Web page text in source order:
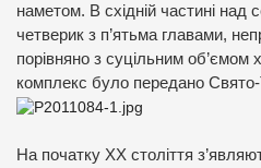
наметом. В східній частині
четверик з п’ятьма главами,
порівняно з суцільним об’ємом
комплекс було передано
На початку XX століття